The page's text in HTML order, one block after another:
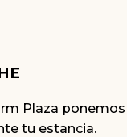
Plaza
tu estancia.